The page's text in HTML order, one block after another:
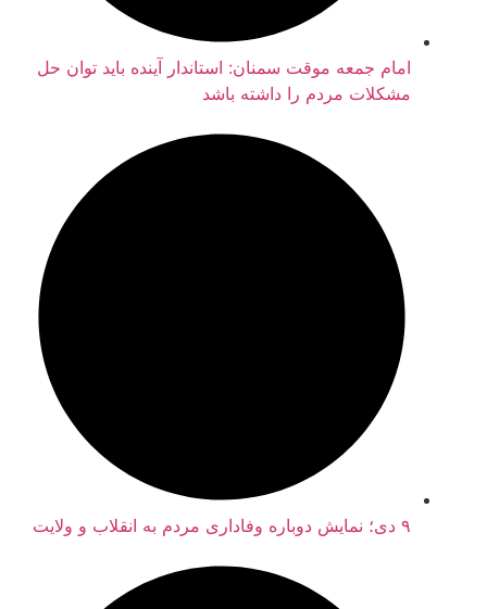
امام جمعه موقت سمنان: استاندار آینده باید توان حل
مشکلات مردم را داشته باشد